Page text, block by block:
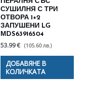
ПЕРАЛНЯ СЪС
СУШИЛНЯ С ТРИ
ОТВОРА 1+2
ЗАПУШЕНИ LG
МDS63916504
53.99 € (105.60 лв.)
ДОБАВЯНЕ В
КОЛИЧКАТА